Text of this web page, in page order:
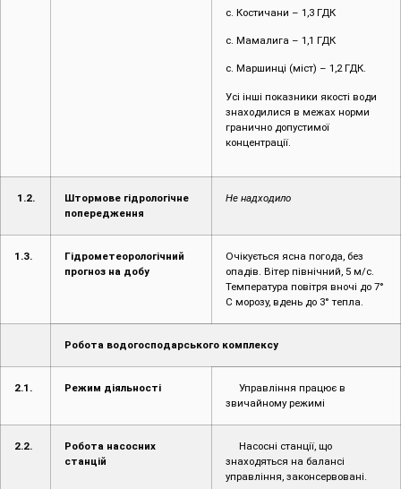
с. Костичани – 1,3 ГДК
с. Мамалига – 1,1 ГДК
с. Маршинці (міст) – 1,2 ГДК.
Усі інші показники якості води
знаходилися в межах норми
гранично допустимої
концентрації.
1.2.
Штормове гідрологічне
попередження
Не надходило
1.3.
Гідрометеорологічний
прогноз на добу
Очікується ясна погода, без
опадів. Вітер північний, 5 м/с.
Температура повітря вночі до 7°
С морозу, вдень до 3° тепла.
Робота водогосподарського комплексу
2.1. Режим діяльності
Управління працює в
звичайному режимі
2.2.
Робота насосних
станцій
Насосні станції, що
знаходяться на балансі
управління, законсервовані.